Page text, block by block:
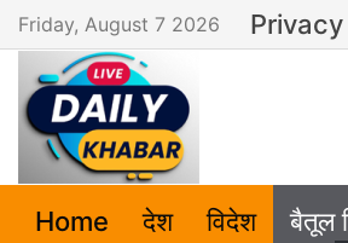
Friday, August 7 2026
Home देश विदेश बैतूल